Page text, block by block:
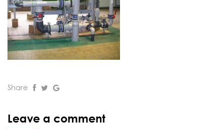
Share
Leave a comment